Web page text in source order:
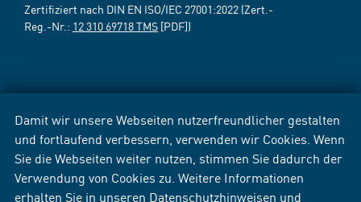
Damit wir unsere Webseiten nutzerfreundlicher gestalten
und fortlaufend verbessern, verwenden wir Cookies. Wenn
Sie die Webseiten weiter nutzen, stimmen Sie dadurch der
Verwendung von Cookies zu. Weitere Informationen
erhalten Sie in unseren Datenschutzhinweisen und
Zertifiziert nach DIN EN ISO/IEC 27001:2022 (Zert.-
Reg.-Nr.: 12 310 69718 TMS [PDF])